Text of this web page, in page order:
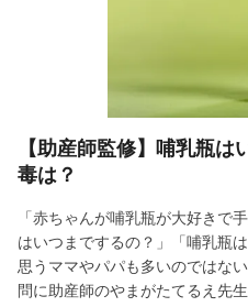
【助産師監修】哺乳瓶
毒は？
「赤ちゃんが哺乳瓶が大好きで
はいつまでするの？」「哺乳瓶
思うママやパパも多いのではな
問に助産師のやまがたてるえ先